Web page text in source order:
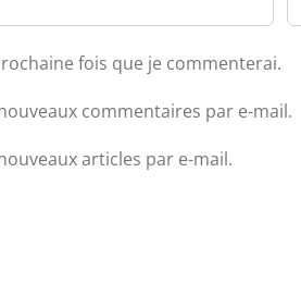
fois que je commenterai.
commentaires par e-mail.
articles par e-mail.